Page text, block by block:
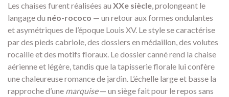
Les chaises furent réalisées au XXe siècle, prolongeant le
langage du néo-rococo — un retour aux formes ondulantes
et asymétriques de l’époque Louis XV. Le style se caractérise
par des pieds cabriole, des dossiers en médaillon, des volutes
rocaille et des motifs floraux. Le dossier canné rend la chaise
aérienne et légère, tandis que la tapisserie florale lui confère
une chaleureuse romance de jardin. L’échelle large et basse la
rapproche d’une marquise— un siège fait pour le repos sans